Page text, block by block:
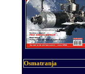
Osmatranja